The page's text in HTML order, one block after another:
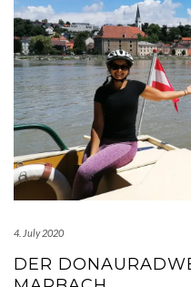
4. July 2020
DER